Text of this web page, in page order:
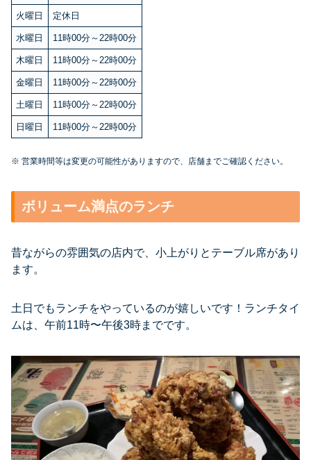
火曜日 定休日
水曜日 11時00分～22時00分
木曜日 11時00分～22時00分
金曜日 11時00分～22時00分
土曜日 11時00分～22時00分
日曜日 11時00分～22時00分
※ 営業時間等は変更の可能性がありますので、店舗までご確認ください。
ボリューム満点のランチ
昔ながらの雰囲気の店内で、小上がりとテーブル席があり
ます。
土日でもランチをやっているのが嬉しいです！ランチタイ
ムは、午前11時〜午後3時までです。